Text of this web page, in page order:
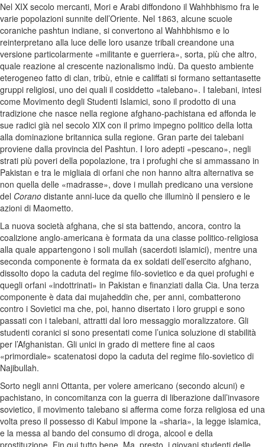
Nel XIX secolo mercanti, Mori e Arabi diffondono il Wahhbhismo fra le
varie popolazioni sunnite dell’Oriente. Nel 1863, alcune scuole
coraniche pashtun indiane, si convertono al Wahhbhismo e lo
reinterpretano alla luce delle loro usanze tribali creandone una
versione particolarmente «militante e guerriera», sorta, più che altro,
quale reazione al crescente nazionalismo indù. Da questo ambiente
eterogeneo fatto di clan, tribù, etnie e califfati si formano settantasette
gruppi religiosi, uno dei quali il cosiddetto «talebano». I talebani, intesi
come Movimento degli Studenti Islamici, sono il prodotto di una
tradizione che nasce nella regione afghano-pachistana ed affonda le
sue radici già nel secolo XIX con il primo impegno politico della lotta
alla dominazione britannica sulla regione. Gran parte dei talebani
proviene dalla provincia del Pashtun. I loro adepti «pescano», negli
strati più poveri della popolazione, tra i profughi che si ammassano in
Pakistan e tra le migliaia di orfani che non hanno altra alternativa se
non quella delle «madrasse», dove i mullah predicano una versione
del Corano distante anni-luce da quello che illuminò il pensiero e le
azioni di Maometto.
La nuova società afghana, che si sta battendo, ancora, contro la
coalizione anglo-americana è formata da una classe politico-religiosa
alla quale appartengono i soli mullah (sacerdoti islamici), mentre una
seconda componente è formata da ex soldati dell’esercito afghano,
dissolto dopo la caduta del regime filo-sovietico e da quei profughi e
quegli orfani «indottrinati» in Pakistan e finanziati dalla Cia. Una terza
componente è data dai mujaheddin che, per anni, combatterono
contro i Sovietici ma che, poi, hanno disertato i loro gruppi e sono
passati con i talebani, attratti dal loro messaggio moralizzatore. Gli
studenti coranici si sono presentati come l’unica soluzione di stabilità
per l’Afghanistan. Gli unici in grado di mettere fine al caos
«primordiale» scatenatosi dopo la caduta del regime filo-sovietico di
Najibullah.
Sorto negli anni Ottanta, per volere americano (secondo alcuni) e
pachistano, in concomitanza con la guerra di liberazione dall’invasore
sovietico, il movimento talebano si afferma come forza religiosa ed una
volta preso il possesso di Kabul impone la «sharia», la legge islamica,
e la messa al bando del consumo di droga, alcool e della
prostituzione. Fin qui tutto bene. Ma, presto, i giovani studenti delle